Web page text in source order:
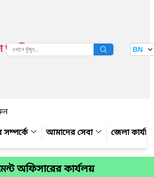
জাতীয় তথ্য বাতায়ন BN
আমাদের সেবা জেলা
অফিসারের কার্যলয়